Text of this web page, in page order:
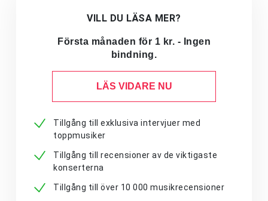
VILL DU LÄSA MER?
Första månaden för 1 kr. - Ingen
bindning.
LÄS VIDARE NU
Tillgång till exklusiva intervjuer med
toppmusiker
Tillgång till recensioner av de viktigaste
konserterna
Tillgång till över 10 000 musikrecensioner